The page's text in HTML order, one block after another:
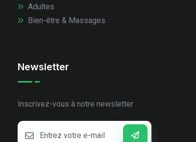
Adultes
Bien-être & Massages
Newsletter
Inscrivez-vous à notre newsletter